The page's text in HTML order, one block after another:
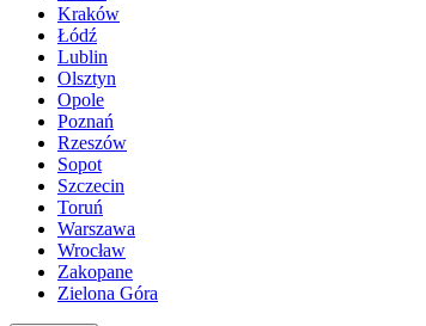
Kraków
Łódź
Lublin
Olsztyn
Opole
Poznań
Rzeszów
Sopot
Szczecin
Toruń
Warszawa
Wrocław
Zakopane
Zielona Góra